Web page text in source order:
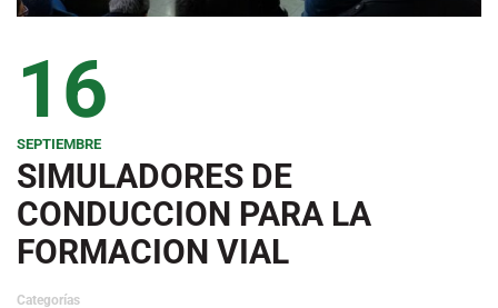
16
SEPTIEMBRE
SIMULADORES DE
CONDUCCION PARA LA
FORMACION VIAL
Categorías